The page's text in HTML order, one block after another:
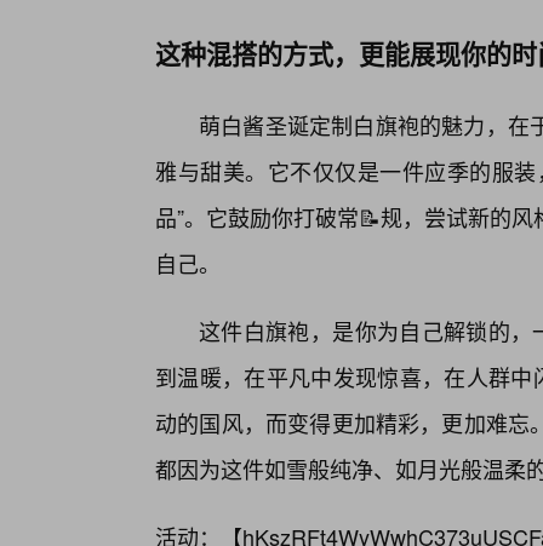
这种混搭的方式，更能展现你的
萌白酱圣诞定制白旗袍的魅力，
雅与甜美。它不仅仅是一件应季的服
品”。它鼓励你打破常📝规，尝试新的
自己。
这件白旗袍，是你为自己解锁的，
到温暖，在平凡中发现惊喜，在人群
动的国风，而变得更加精彩，更加难
都因为这件如雪般纯净、如月光般温柔
活动：【